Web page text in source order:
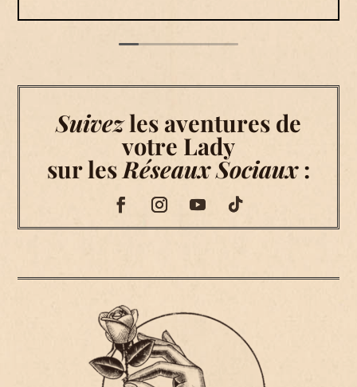
processus.
Merci infiniment 🙏🏻
Suivezles aventures de
votre Lady
sur les Réseaux Sociaux: